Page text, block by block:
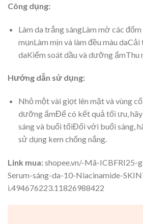
Công dụng:
Làm da trắng sángLàm mờ các
mụnLàm mịn và làm đều màu
daKiểm soát dầu và dưỡng ẩmThu
Hướng dẫn sử dụng:
Nhỏ một vài giọt lên mặt và vùng
dưỡng ẩmĐể có kết quả tối ưu,
sáng và buổi tốiĐối với buổi sáng,
sử dụng kem chống nắng.
Link mua:shopee.vn/-Mã-
Serum-sáng-da-10-Niacinamide-
i.494676223.11826988422